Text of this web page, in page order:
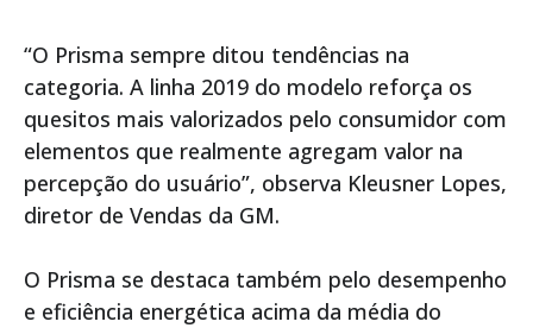
“O Prisma sempre ditou tendências na
categoria. A linha 2019 do modelo reforça os
quesitos mais valorizados pelo consumidor com
elementos que realmente agregam valor na
percepção do usuário”, observa Kleusner Lopes,
diretor de Vendas da GM.
O Prisma se destaca também pelo desempenho
e eficiência energética acima da média do